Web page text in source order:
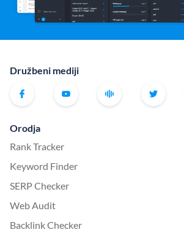
Družbeni mediji
Orodja
Rank Tracker
Keyword Finder
SERP Checker
Web Audit
Backlink Checker